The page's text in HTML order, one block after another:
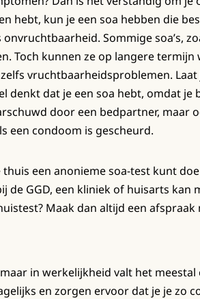
hebt, kun je een soa hebben die
Sommige soa’s,
Toch kunnen ze op langere termijn
vruchtbaarheidsproblemen.
denkt dat je een soa hebt, omdat je
door een bedpartner, maar
een condoom is gescheurd.
een anonieme soa-test kunt
de GGD, een kliniek of huisarts kan
Maak dan altijd een afspraak
in werkelijkheid valt het meestal
en zorgen ervoor dat je je zo